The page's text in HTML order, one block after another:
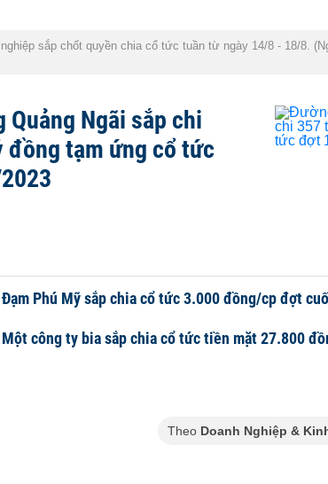
sắp chốt quyền chia cổ tức tuần từ ngày 14/8 - 18/8.
Quảng Ngãi sắp chi
đồng tạm ứng cổ tức
Đạm Phú Mỹ sắp chia cổ tức 3.000 đồng/cp đợt
Một công ty bia sắp chia cổ tức tiền mặt 27.800
Theo Doanh Nghiệp &